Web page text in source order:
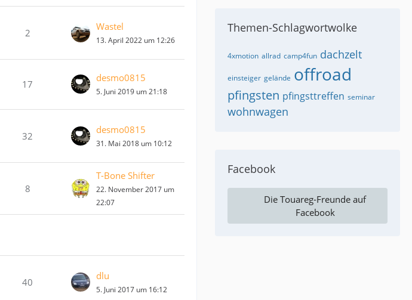
2
Wastel
13. April 2022 um 12:26
17
desmo0815
5. Juni 2019 um 21:18
32
desmo0815
31. Mai 2018 um 10:12
8
T-Bone Shifter
22. November 2017 um
22:07
40
dlu
5. Juni 2017 um 16:12
Themen-Schlagwortwolke
4xmotion allrad camp4fun dachzelt
einsteiger gelände offroad
pfingsten pfingsttreffen seminar
wohnwagen
Facebook
Die Touareg-Freunde auf
Facebook